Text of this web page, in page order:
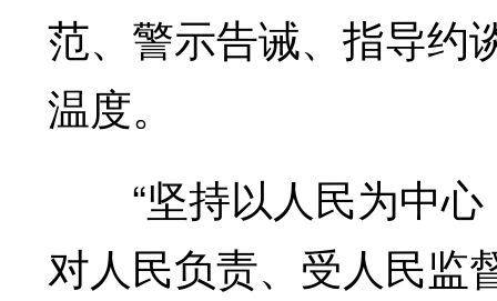
范、警示告诫、指导约
温度。
“坚持以人民为中心
对人民负责、受人民监